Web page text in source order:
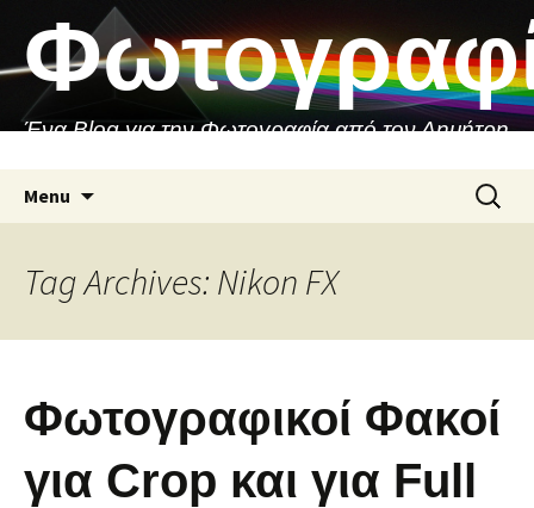
content
Ένα Blog για την Φωτογραφία από τον Δημήτρη
Menu
Search
for:
Tag Archives: Nikon FX
Φωτογραφικοί Φακοί
για Crop και για Full